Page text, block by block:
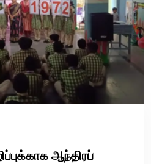
ஆந்திரப்